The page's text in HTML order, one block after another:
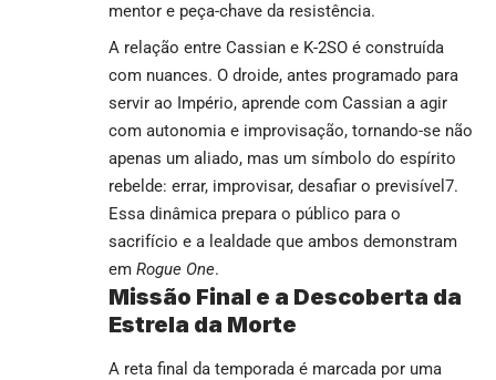
mentor e peça-chave da resistência.
A relação entre Cassian e K-2SO é construída
com nuances. O droide, antes programado para
servir ao Império, aprende com Cassian a agir
com autonomia e improvisação, tornando-se não
apenas um aliado, mas um símbolo do espírito
rebelde: errar, improvisar, desafiar o previsível7.
Essa dinâmica prepara o público para o
sacrifício e a lealdade que ambos demonstram
em Rogue One.
Missão Final e a Descoberta da
Estrela da Morte
A reta final da temporada é marcada por uma